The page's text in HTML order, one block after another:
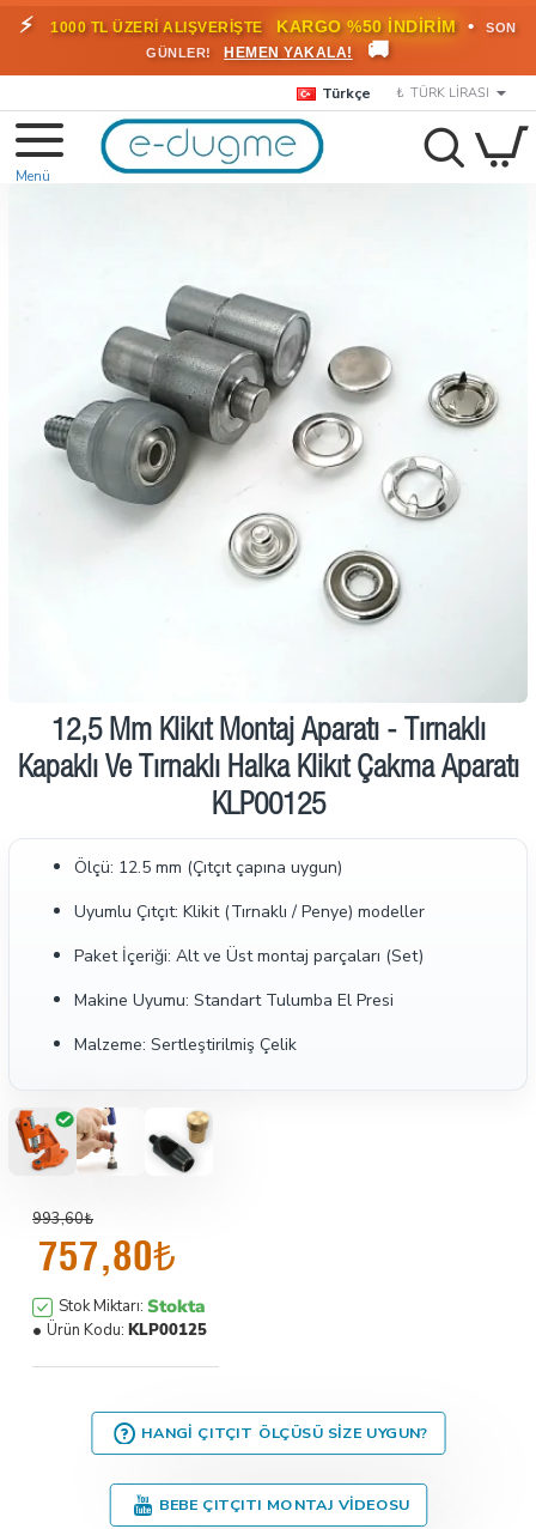
⚡ 1000 TL ÜZERİ ALIŞVERİŞTE KARGO %50 İNDİRİM •
SON
GÜNLER!
HEMEN YAKALA! 🚚
Türkçe ₺ TÜRK LIRASI
İndirimde
12,5 Mm Klikıt Montaj Aparatı - Tırnaklı
Kapaklı Ve Tırnaklı Halka Klikıt Çakma Aparatı
KLP00125
Ölçü: 12.5 mm (Çıtçıt çapına uygun)
Uyumlu Çıtçıt: Klikit (Tırnaklı / Penye) modeller
Paket İçeriği: Alt ve Üst montaj parçaları (Set)
Makine Uyumu: Standart Tulumba El Presi
Malzeme: Sertleştirilmiş Çelik
757,80₺
993,60₺
Stok Miktarı: Stokta
Ürün Kodu: KLP00125
HANGI ÇITÇIT ÖLÇÜSÜ SIZE UYGUN?
BEBE ÇITÇITI MONTAJ VIDEOSU